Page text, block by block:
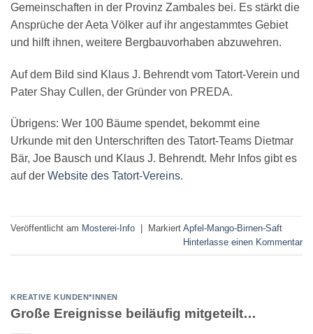
Gemeinschaften in der Provinz Zambales bei. Es stärkt die
Ansprüche der Aeta Völker auf ihr angestammtes Gebiet
und hilft ihnen, weitere Bergbauvorhaben abzuwehren.
Auf dem Bild sind Klaus J. Behrendt vom Tatort-Verein und
Pater Shay Cullen, der Gründer von PREDA.
Übrigens: Wer 100 Bäume spendet, bekommt eine
Urkunde mit den Unterschriften des Tatort-Teams Dietmar
Bär, Joe Bausch und Klaus J. Behrendt. Mehr Infos gibt es
auf der Website des Tatort-Vereins.
Veröffentlicht am Mosterei-Info | Markiert Apfel-Mango-Birnen-Saft
Hinterlasse einen Kommentar
KREATIVE KUNDEN*INNEN
Große Ereignisse beiläufig mitgeteilt…